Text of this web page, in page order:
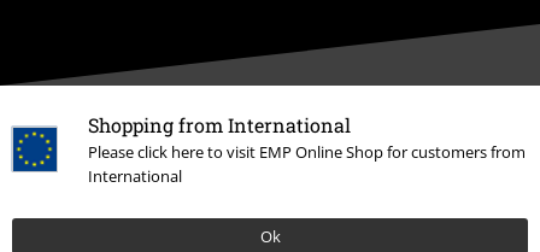
Shopping from International
Please click here to visit EMP Online Shop for customers from
International
Ok
Onze klantenservice staat voor je klaar
middags.Meer informatie